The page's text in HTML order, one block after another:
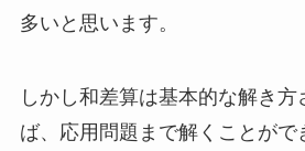
多いと思います。
しかし和差算は基本的な解き
ば、応用問題まで解くことがで